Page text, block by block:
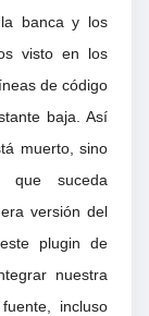
banca y los
visto en los
de código
baja. Así
muerto, sino
que suceda
versión del
plugin de
nuestra
incluso